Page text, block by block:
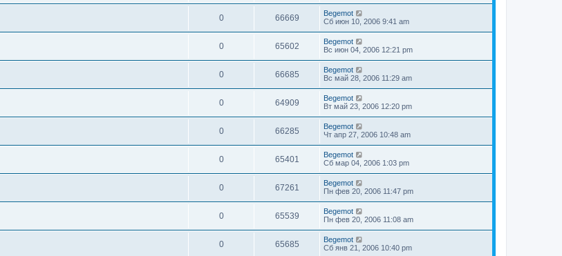
0 66669
Begemot
Сб июн 10, 2006 9:41 am
0 65602
Begemot
Вс июн 04, 2006 12:21 pm
0 66685
Begemot
Вс май 28, 2006 11:29 am
0 64909
Begemot
Вт май 23, 2006 12:20 pm
0 66285
Begemot
Чт апр 27, 2006 10:48 am
0 65401
Begemot
Сб мар 04, 2006 1:03 pm
0 67261
Begemot
Пн фев 20, 2006 11:47 pm
0 65539
Begemot
Пн фев 20, 2006 11:08 am
0 65685
Begemot
Сб янв 21, 2006 10:40 pm